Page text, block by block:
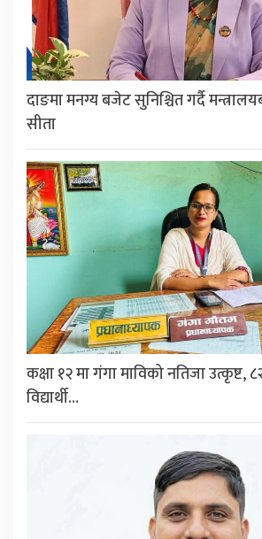
दाङमा मनग्य बजेट सुनिश्चित गर्दै
सीता
कक्षा १२ मा गंगा माविको नतिजा उत्कृष्ट,
विद्यार्थी…